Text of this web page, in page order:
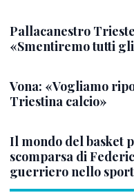
Pallacanestro
«Smentiremo tutti
Vona: «Vogliamo
Triestina calcio»
Il mondo del basket
scomparsa di
guerriero nello